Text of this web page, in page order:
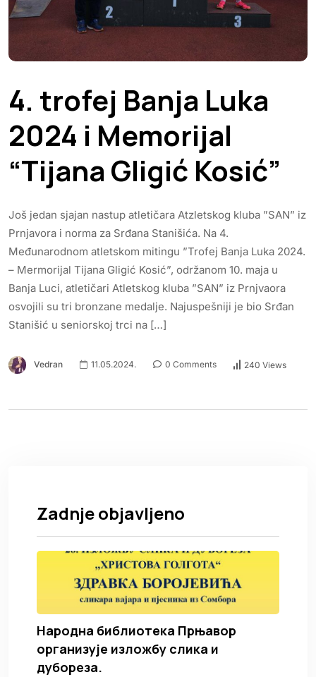
4. trofej Banja Luka
2024 i Memorijal
“Tijana Gligić Kosić”
Još jedan sjajan nastup atletičara Atzletskog kluba ”SAN” iz
Prnjavora i norma za Srđana Stanišića. Na 4.
Međunarodnom atletskom mitingu ”Trofej Banja Luka 2024.
– Mermorijal Tijana Gligić Kosić”, održanom 10. maja u
Banja Luci, atletičari Atletskog kluba ”SAN” iz Prnjvaora
osvojili su tri bronzane medalje. Najuspešniji je bio Srđan
Stanišić u seniorskoj trci na […]
Vedran 11.05.2024. 0 Comments 240 Views
Zadnje objavljeno
Народна библиотека Прњавор
организује изложбу слика и
дубореза.